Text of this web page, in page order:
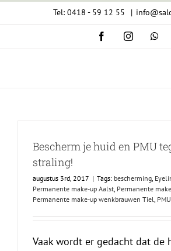
Tel: 0418 - 59 12 55 |
FacebookInstagram
Bescherm je huid en PMU
straling!
augustus 3rd, 2017 | Tags: bescherming
Permanente make-up Aalst Permanente
Permanente make-up wenkbrauwen Tiel PMU
Vaak wordt er gedacht dat de